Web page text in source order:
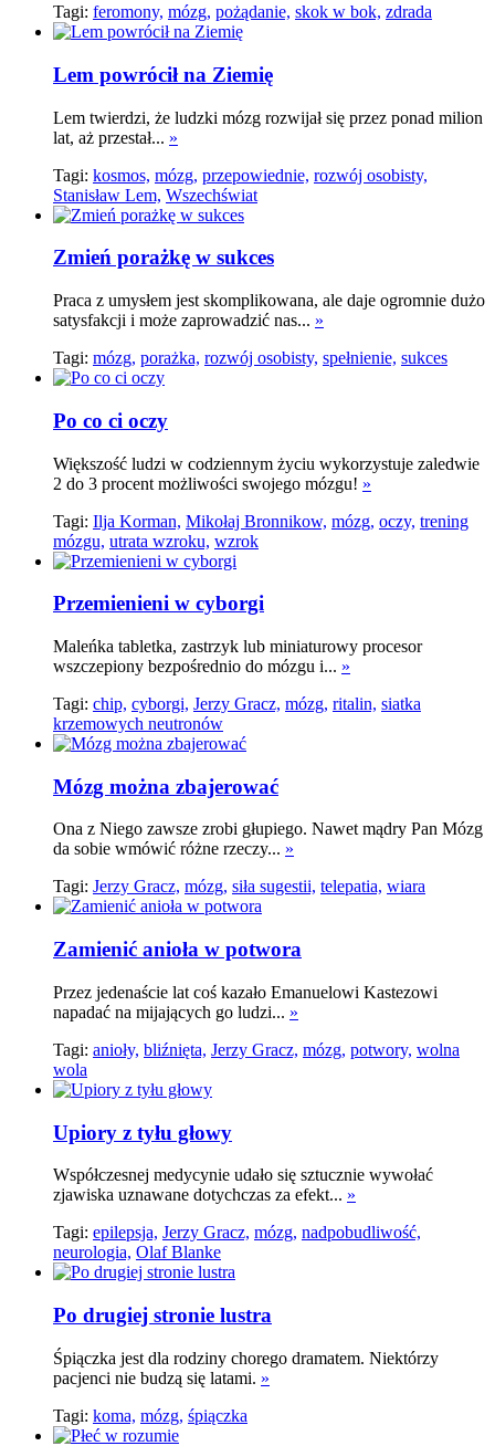
Tagi: feromony, mózg, pożądanie, skok w bok, zdrada
Lem powrócił na Ziemię
Lem twierdzi, że ludzki mózg rozwijał się przez ponad milion
lat, aż przestał... »
Tagi: kosmos, mózg, przepowiednie, rozwój osobisty,
Stanisław Lem, Wszechświat
Zmień porażkę w sukces
Praca z umysłem jest skomplikowana, ale daje ogromnie dużo
satysfakcji i może zaprowadzić nas... »
Tagi: mózg, porażka, rozwój osobisty, spełnienie, sukces
Po co ci oczy
Większość ludzi w codziennym życiu wykorzystuje zaledwie
2 do 3 procent możliwości swojego mózgu! »
Tagi: Ilja Korman, Mikołaj Bronnikow, mózg, oczy, trening
mózgu, utrata wzroku, wzrok
Przemienieni w cyborgi
Maleńka tabletka, zastrzyk lub miniaturowy procesor
wszczepiony bezpośrednio do mózgu i... »
Tagi: chip, cyborgi, Jerzy Gracz, mózg, ritalin, siatka
krzemowych neutronów
Mózg można zbajerować
Ona z Niego zawsze zrobi głupiego. Nawet mądry Pan Mózg
da sobie wmówić różne rzeczy... »
Tagi: Jerzy Gracz, mózg, siła sugestii, telepatia, wiara
Zamienić anioła w potwora
Przez jedenaście lat coś kazało Emanuelowi Kastezowi
napadać na mijających go ludzi... »
Tagi: anioły, bliźnięta, Jerzy Gracz, mózg, potwory, wolna
wola
Upiory z tyłu głowy
Współczesnej medycynie udało się sztucznie wywołać
zjawiska uznawane dotychczas za efekt... »
Tagi: epilepsja, Jerzy Gracz, mózg, nadpobudliwość,
neurologia, Olaf Blanke
Po drugiej stronie lustra
Śpiączka jest dla rodziny chorego dramatem. Niektórzy
pacjenci nie budzą się latami. »
Tagi: koma, mózg, śpiączka